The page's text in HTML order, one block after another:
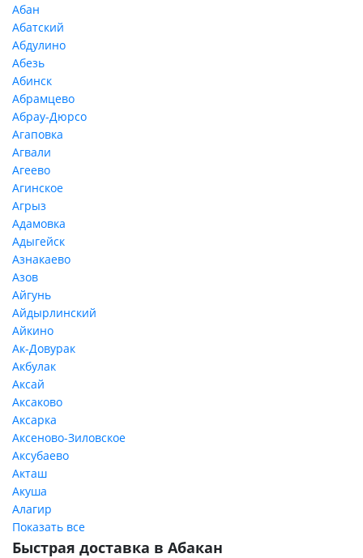
Абан
Абатский
Абдулино
Абезь
Абинск
Абрамцево
Абрау-Дюрсо
Агаповка
Агвали
Агеево
Агинское
Агрыз
Адамовка
Адыгейск
Азнакаево
Азов
Айгунь
Айдырлинский
Айкино
Ак-Довурак
Акбулак
Аксай
Аксаково
Аксарка
Аксеново-Зиловское
Аксубаево
Акташ
Акуша
Алагир
Показать все
Быстрая доставка в Абакан